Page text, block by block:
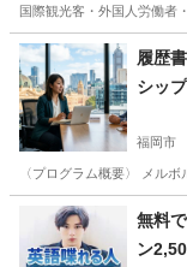
国際観光客・外国人労働者
福岡 福岡市
履歴
シップ
福岡市
〈プログラム概要〉 メル
福岡市 英語
無料
ン